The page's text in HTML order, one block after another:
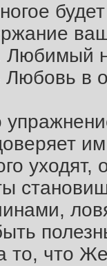
в
уходят,
то, что